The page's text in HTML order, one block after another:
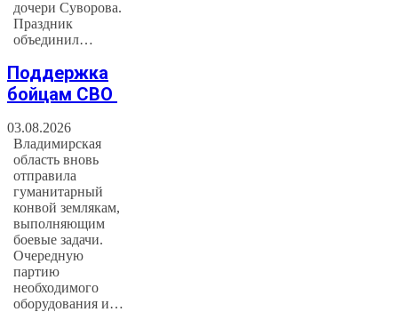
дочери Суворова.
Праздник
объединил…
Поддержка
бойцам СВО
03.08.2026
Владимирская
область вновь
отправила
гуманитарный
конвой землякам,
выполняющим
боевые задачи.
Очередную
партию
необходимого
оборудования и…